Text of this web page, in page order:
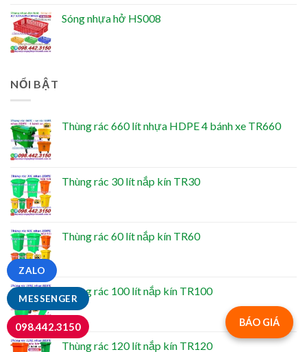
Sóng nhựa hở HS008
NỔI BẬT
Thùng rác 660 lít nhựa HDPE 4 bánh xe TR660
Thùng rác 30 lít nắp kín TR30
Thùng rác 60 lít nắp kín TR60
Thùng rác 100 lít nắp kín TR100
Thùng rác 120 lít nắp kín TR120
BÁO GIÁ
MESSENGER
ZALO
098.442.3150